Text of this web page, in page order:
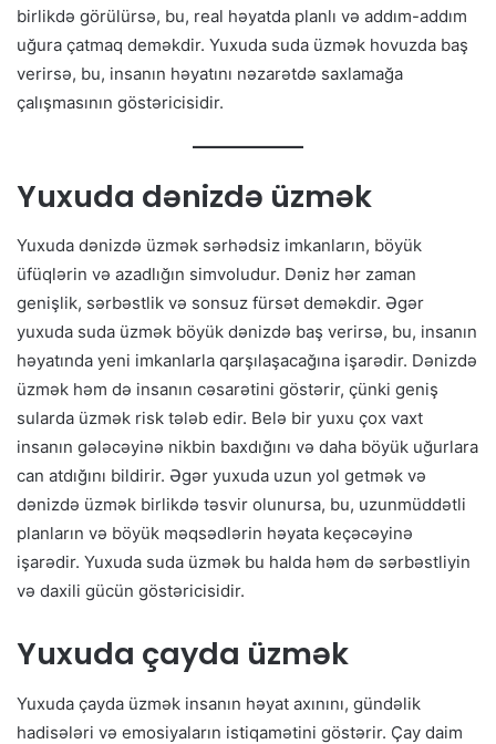
birlikdə görülürsə, bu, real həyatda planlı və addım-addım
uğura çatmaq deməkdir. Yuxuda suda üzmək hovuzda baş
verirsə, bu, insanın həyatını nəzarətdə saxlamağa
çalışmasının göstəricisidir.
Yuxuda dənizdə üzmək
Yuxuda dənizdə üzmək sərhədsiz imkanların, böyük
üfüqlərin və azadlığın simvoludur. Dəniz hər zaman
genişlik, sərbəstlik və sonsuz fürsət deməkdir. Əgər
yuxuda suda üzmək böyük dənizdə baş verirsə, bu, insanın
həyatında yeni imkanlarla qarşılaşacağına işarədir. Dənizdə
üzmək həm də insanın cəsarətini göstərir, çünki geniş
sularda üzmək risk tələb edir. Belə bir yuxu çox vaxt
insanın gələcəyinə nikbin baxdığını və daha böyük uğurlara
can atdığını bildirir. Əgər yuxuda uzun yol getmək və
dənizdə üzmək birlikdə təsvir olunursa, bu, uzunmüddətli
planların və böyük məqsədlərin həyata keçəcəyinə
işarədir. Yuxuda suda üzmək bu halda həm də sərbəstliyin
və daxili gücün göstəricisidir.
Yuxuda çayda üzmək
Yuxuda çayda üzmək insanın həyat axınını, gündəlik
hadisələri və emosiyaların istiqamətini göstərir. Çay daim